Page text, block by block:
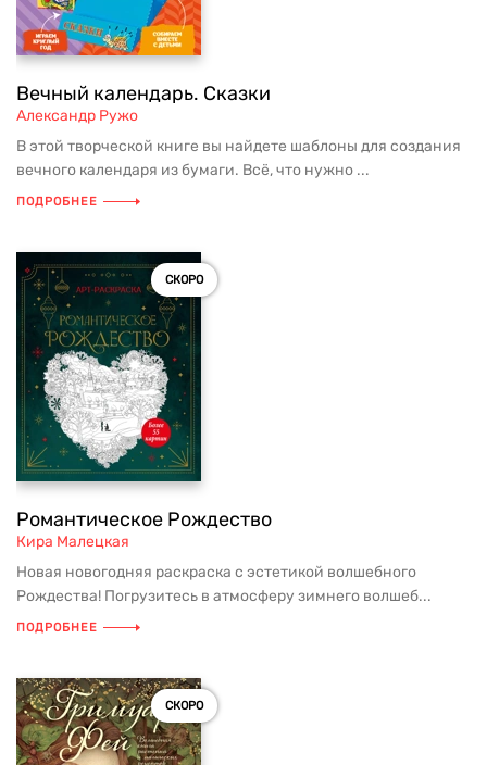
Вечный календарь. Сказки
Александр Ружо
В этой творческой книге вы найдете шаблоны для создания
вечного календаря из бумаги. Всё, что нужно ...
ПОДРОБНЕЕ
СКОРО
Романтическое Рождество
Кира Малецкая
Новая новогодняя раскраска с эстетикой волшебного
Рождества! Погрузитесь в атмосферу зимнего волшеб...
ПОДРОБНЕЕ
СКОРО